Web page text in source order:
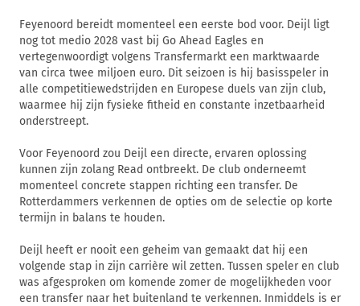
Feyenoord bereidt momenteel een eerste bod voor. Deijl ligt
nog tot medio 2028 vast bij Go Ahead Eagles en
vertegenwoordigt volgens Transfermarkt een marktwaarde
van circa twee miljoen euro. Dit seizoen is hij basisspeler in
alle competitiewedstrijden en Europese duels van zijn club,
waarmee hij zijn fysieke fitheid en constante inzetbaarheid
onderstreept.
Voor Feyenoord zou Deijl een directe, ervaren oplossing
kunnen zijn zolang Read ontbreekt. De club onderneemt
momenteel concrete stappen richting een transfer. De
Rotterdammers verkennen de opties om de selectie op korte
termijn in balans te houden.
Deijl heeft er nooit een geheim van gemaakt dat hij een
volgende stap in zijn carrière wil zetten. Tussen speler en club
was afgesproken om komende zomer de mogelijkheden voor
een transfer naar het buitenland te verkennen. Inmiddels is er